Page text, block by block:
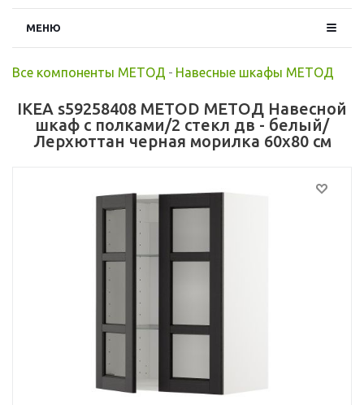
МЕНЮ
Все компоненты МЕТОД - Навесные шкафы МЕТОД
IKEA s59258408 METOD МЕТОД Навесной
шкаф с полками/2 стекл дв - белый/
Лерхюттан черная морилка 60x80 см